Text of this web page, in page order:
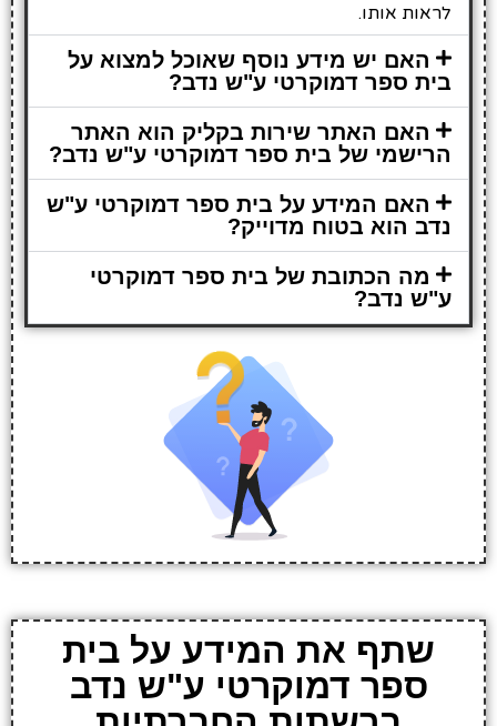
לראות אותו.
האם יש מידע נוסף שאוכל למצוא על
בית ספר דמוקרטי ע"ש נדב?
האם האתר שירות בקליק הוא האתר
הרישמי של בית ספר דמוקרטי ע"ש נדב?
האם המידע על בית ספר דמוקרטי ע"ש
נדב הוא בטוח מדוייק?
מה הכתובת של בית ספר דמוקרטי
ע"ש נדב?
שתף את המידע על בית
ספר דמוקרטי ע"ש נדב